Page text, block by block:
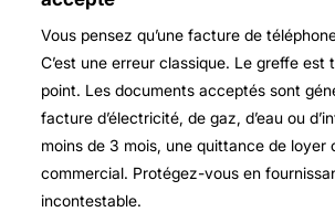
Vous pensez qu’une facture de
C’est une erreur classique. Le greffe est
point. Les documents acceptés sont
facture d’électricité, de gaz, d’eau ou
moins de 3 mois, une quittance de loyer
commercial. Protégez-vous en
incontestable.